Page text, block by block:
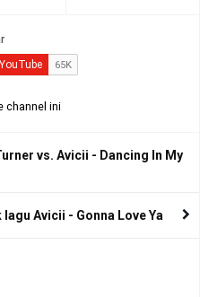
channel ini
vs. Avicii - Dancing In My
Avicii - Gonna Love Ya